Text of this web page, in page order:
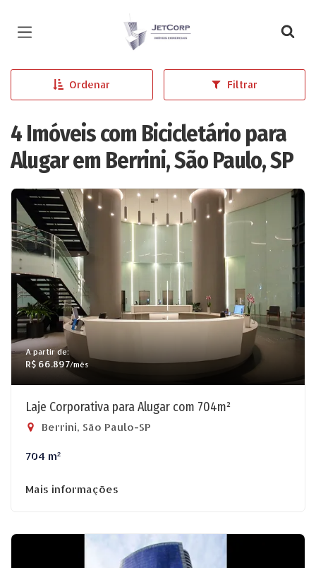
Página inicial
Ordenar Filtrar
4 Imóveis com Bicicletário para
Alugar em Berrini, São Paulo, SP
A partir de:
R$ 66.897/mês
Laje Corporativa para Alugar com 704m²
Berrini, São Paulo-SP
704 m²
Mais informações